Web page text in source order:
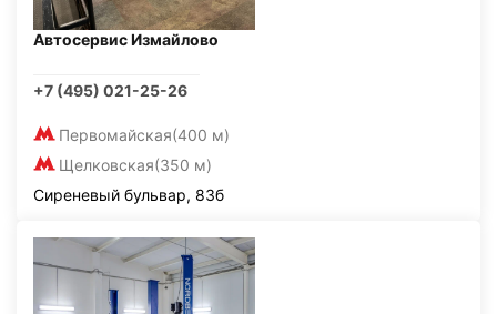
Автосервис Измайлово
+7 (495) 021-25-26
Первомайская(400 м)
Щелковская(350 м)
Сиреневый бульвар, 83б